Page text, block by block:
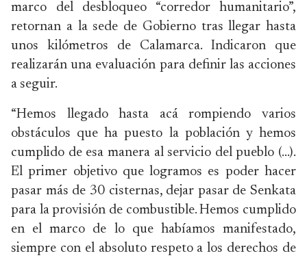
marco del desbloqueo “corredor humanitario”,
retornan a la sede de Gobierno tras llegar hasta
unos kilómetros de Calamarca. Indicaron que
realizarán una evaluación para definir las acciones
a seguir.
“Hemos llegado hasta acá rompiendo varios
obstáculos que ha puesto la población y hemos
cumplido de esa manera al servicio del pueblo (…).
El primer objetivo que logramos es poder hacer
pasar más de 30 cisternas, dejar pasar de Senkata
para la provisión de combustible. Hemos cumplido
en el marco de lo que habíamos manifestado,
siempre con el absoluto respeto a los derechos de